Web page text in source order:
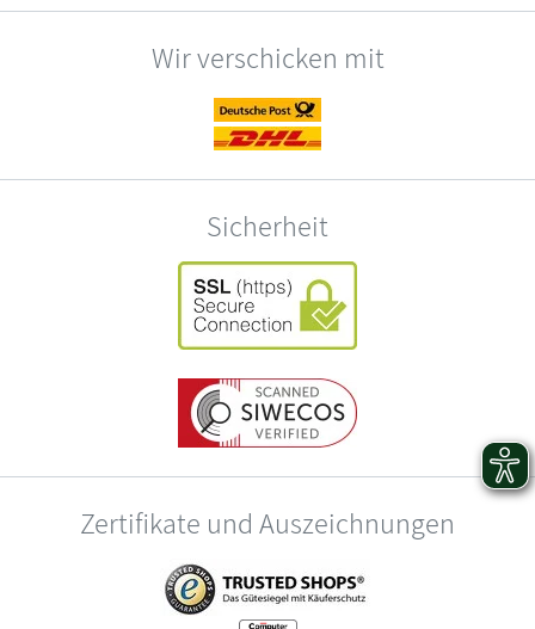
Wir verschicken mit
Sicherheit
Zertifikate und Auszeichnungen